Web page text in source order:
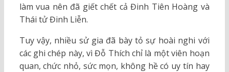
làm vua nên đã giết chết cả Đinh Tiên Hoàng và
Thái tử Đinh Liễn.
Tuy vậy, nhiều sử gia đã bày tỏ sự hoài nghi với
các ghi chép này, vì Đỗ Thích chỉ là một viên hoạn
quan, chức nhỏ, sức mọn, không hề có uy tín hay